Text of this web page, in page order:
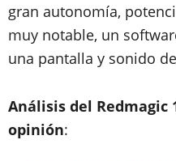
gran autonomía,
muy notable, un
una pantalla y sonido
Análisis del Redmagic
opinión: